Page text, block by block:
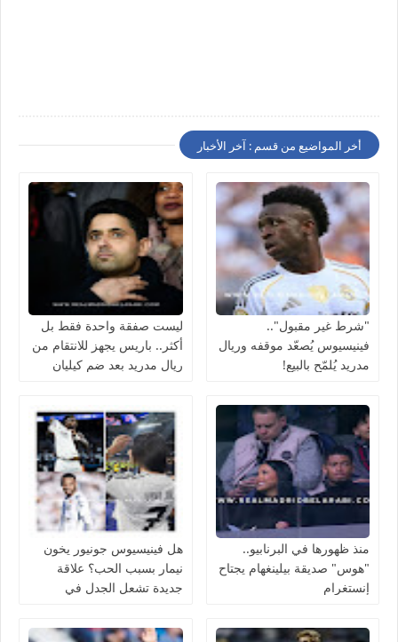
أخر المواضيع من قسم : آخر الأخبار
"شرط غير مقبول"..
فينيسيوس يُصعّد موقفه وريال
مدريد يُلمّح بالبيع!
ليست صفقة واحدة فقط بل
أكثر.. باريس يجهز للانتقام من
ريال مدريد بعد ضم كيليان
منذ ظهورها في البرنابيو..
"هوس" صديقة بيلينغهام يجتاح
إنستغرام
هل فينيسيوس جونيور يخون
نيمار بسبب الحب؟ علاقة
جديدة تشعل الجدل في